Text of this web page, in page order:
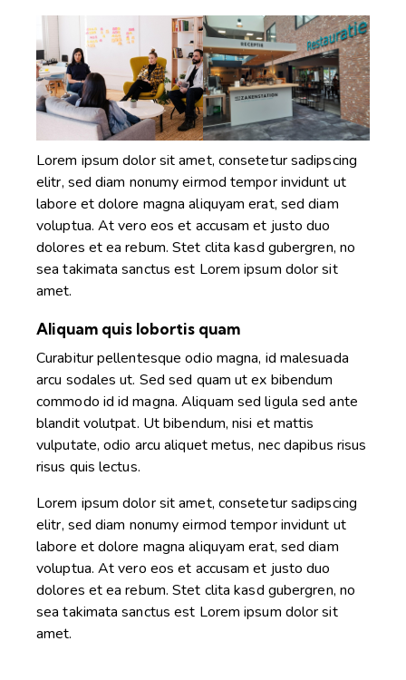
Lorem ipsum dolor sit amet, consetetur sadipscing
elitr, sed diam nonumy eirmod tempor invidunt ut
labore et dolore magna aliquyam erat, sed diam
voluptua. At vero eos et accusam et justo duo
dolores et ea rebum. Stet clita kasd gubergren, no
sea takimata sanctus est Lorem ipsum dolor sit
amet.
Aliquam quis lobortis quam
Curabitur pellentesque odio magna, id malesuada
arcu sodales ut. Sed sed quam ut ex bibendum
commodo id id magna. Aliquam sed ligula sed ante
blandit volutpat. Ut bibendum, nisi et mattis
vulputate, odio arcu aliquet metus, nec dapibus risus
risus quis lectus.
Lorem ipsum dolor sit amet, consetetur sadipscing
elitr, sed diam nonumy eirmod tempor invidunt ut
labore et dolore magna aliquyam erat, sed diam
voluptua. At vero eos et accusam et justo duo
dolores et ea rebum. Stet clita kasd gubergren, no
sea takimata sanctus est Lorem ipsum dolor sit
amet.